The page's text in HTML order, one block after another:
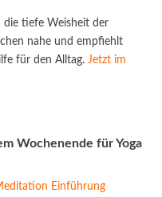
die tiefe Weisheit der
nahe und empfiehlt
für den Alltag. Jetzt im
Wochenende für Yoga
Einführung